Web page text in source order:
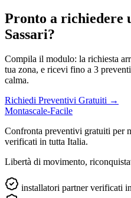
Pronto a richiedere
Sassari?
Compila il modulo: la richiesta
tua zona, e ricevi fino a 3
calma.
Richiedi Preventivi Gratuiti →
Montascale-Facile
Confronta preventivi gratuiti per
verificati in tutta Italia.
Libertà di movimento,
installatori partner verificati